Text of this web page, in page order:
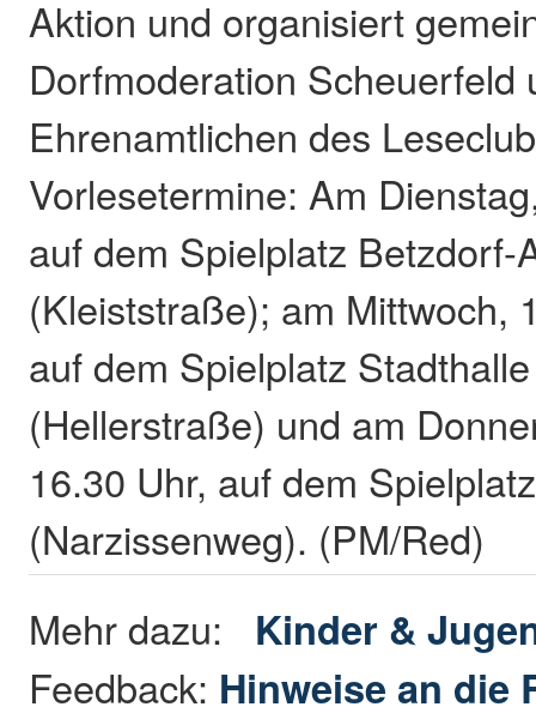
Aktion und organisiert
Dorfmoderation Scheuerfeld
Ehrenamtlichen des
Vorlesetermine: Am
auf dem Spielplatz Betzdorf-
(Kleiststraße); am Mittwoch,
auf dem Spielplatz
(Hellerstraße) und am
16.30 Uhr, auf dem
(Narzissenweg). (PM/Red)
Mehr dazu: Kinder &
Feedback: Hinweise an die